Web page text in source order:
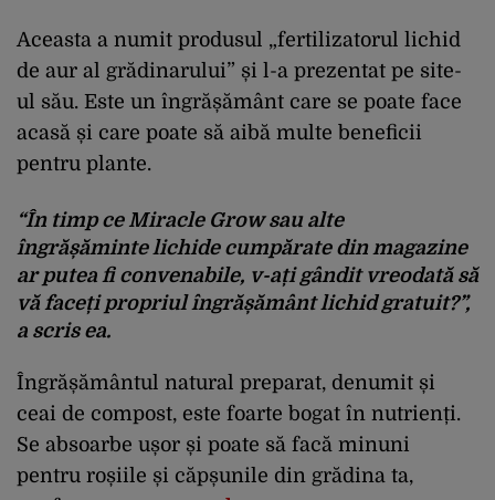
Aceasta a numit produsul „fertilizatorul lichid
de aur al grădinarului” și l-a prezentat pe site-
ul său. Este un îngrășământ care se poate face
acasă și care poate să aibă multe beneficii
pentru plante.
“În timp ce Miracle Grow sau alte
îngrășăminte lichide cumpărate din magazine
ar putea fi convenabile, v-ați gândit vreodată să
vă faceți propriul îngrășământ lichid gratuit?”,
a scris ea.
Îngrășământul natural preparat, denumit și
ceai de compost, este foarte bogat în nutrienți.
Se absoarbe ușor și poate să facă minuni
pentru roșiile și căpșunile din grădina ta,